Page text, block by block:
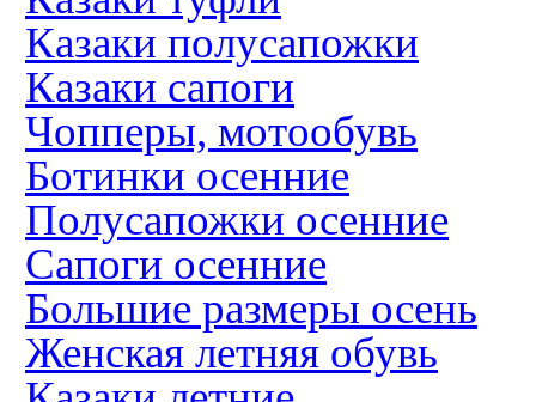
Казаки полусапожки
Казаки сапоги
Чопперы, мотообувь
Ботинки осенние
Полусапожки осенние
Сапоги осенние
Большие размеры осень
Женская летняя обувь